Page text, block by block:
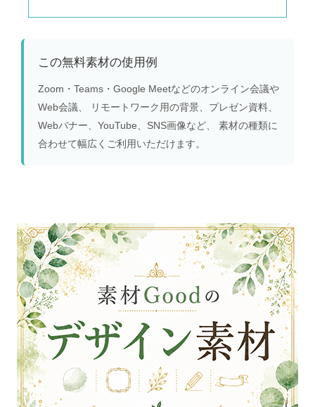
この無料素材の使用例
Zoom・Teams・Google Meetなどのオンライン会議や
Web会議、 リモートワーク用の背景、プレゼン資料、
Webバナー、YouTube、SNS画像など、 素材の種類に
合わせて幅広くご利用いただけます。